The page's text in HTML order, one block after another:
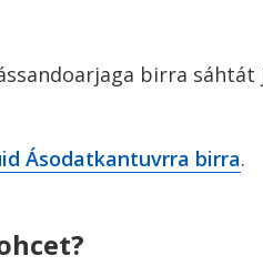
birra
Ásodatkantuvrra birra.